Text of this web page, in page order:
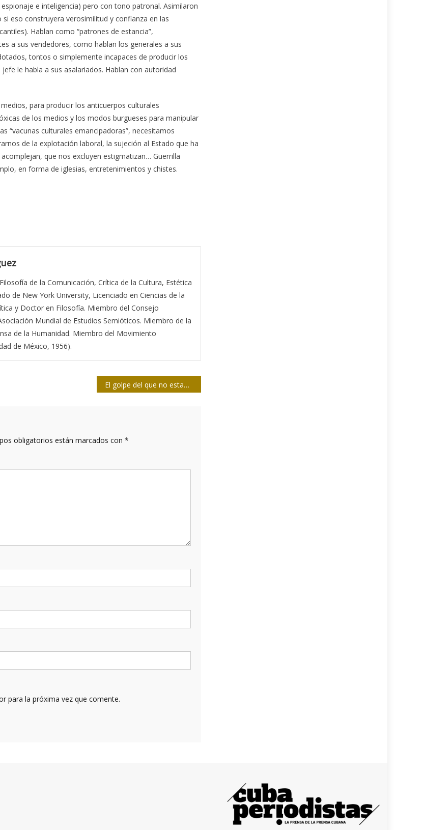
e inteligencia) pero con tono patronal. Asimilaron
eso construyera verosimilitud y confianza en las
Hablan como “patrones de estancia”,
a sus vendedores, como hablan los generales a sus
tontos o simplemente incapaces de producir los
le habla a sus asalariados. Hablan con autoridad
para producir los anticuerpos culturales
de los medios y los modos burgueses para manipular
“vacunas culturales emancipadoras”, necesitamos
de la explotación laboral, la sujeción al Estado que ha
que nos excluyen estigmatizan… Guerrilla
en forma de iglesias, entretenimientos y chistes.
de la Comunicación, Crítica de la Cultura, Estética
de New York University, Licenciado en Ciencias de la
y Doctor en Filosofía. Miembro del Consejo
Mundial de Estudios Semióticos. Miembro de la
de la Humanidad. Miembro del Movimiento
de México, 1956).
El golpe del que no estamos hablando
obligatorios están marcados con *
para la próxima vez que comente.